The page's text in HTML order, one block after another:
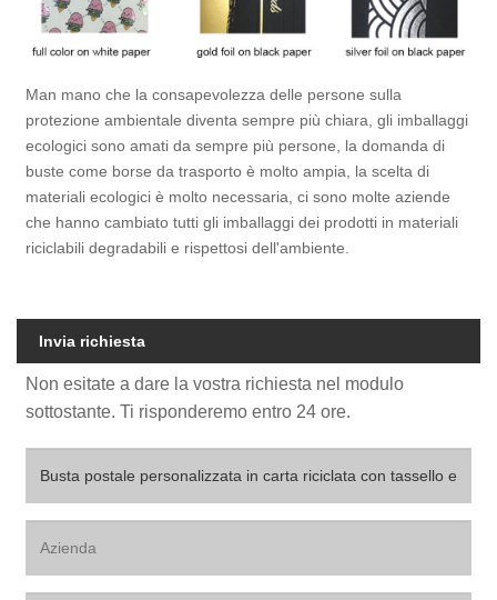
Man mano che la consapevolezza delle persone sulla
protezione ambientale diventa sempre più chiara, gli imballaggi
ecologici sono amati da sempre più persone, la domanda di
buste come borse da trasporto è molto ampia, la scelta di
materiali ecologici è molto necessaria, ci sono molte aziende
che hanno cambiato tutti gli imballaggi dei prodotti in materiali
riciclabili degradabili e rispettosi dell'ambiente.
Invia richiesta
Non esitate a dare la vostra richiesta nel modulo
sottostante. Ti risponderemo entro 24 ore.